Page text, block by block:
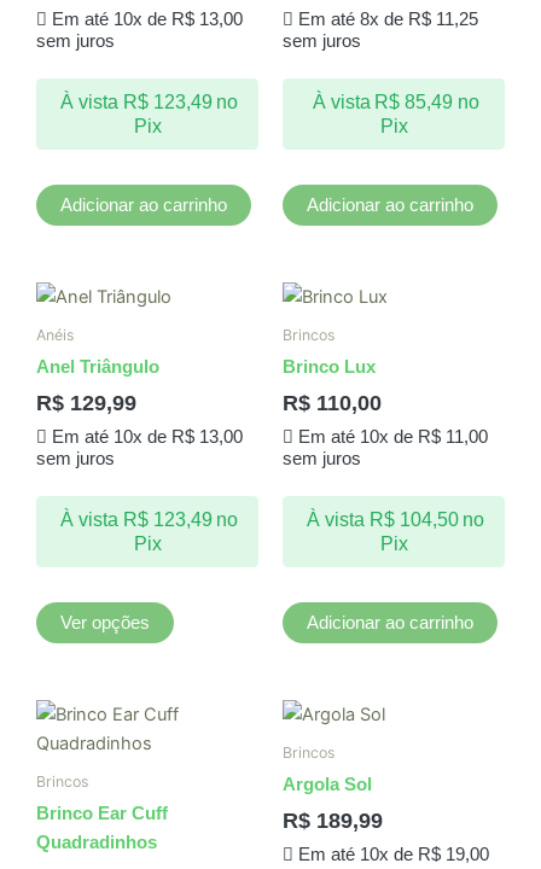
Em até 10x de R$13,00
sem juros
À vista R$123,49 no
Pix
Adicionar ao carrinho
Em até 8x de R$11,25
sem juros
À vista R$ 85,49 no
Pix
Adicionar ao carrinho
Anéis
Anel Triângulo
R$ 129,99
Em até 10x de R$13,00
sem juros
À vista R$123,49 no
Pix
Ver opções
As
podem
ser
página
Brincos
Brinco Lux
R$ 110,00
Em até 10x de R$11,00
sem juros
À vista R$104,50 no
Pix
Adicionar ao carrinho
Brincos
Brinco Ear Cuff
Quadradinhos
Brincos
Argola Sol
R$ 189,99
Em até 10x de R$19,00